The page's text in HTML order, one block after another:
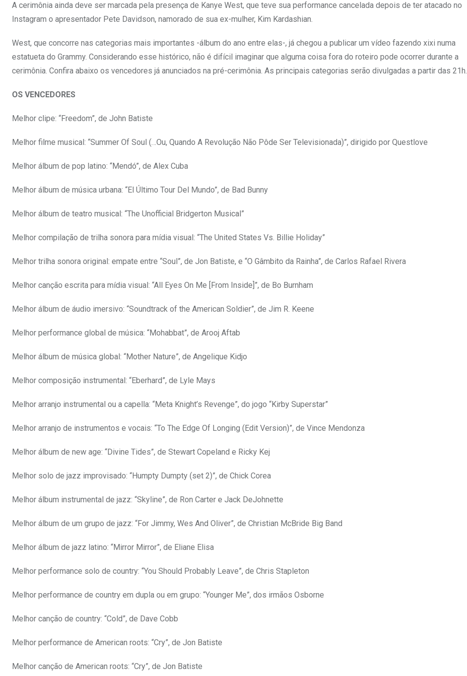
A cerimônia ainda deve ser marcada pela presença de Kanye West, que teve sua performance cancelada depois de ter atacado no
Instagram o apresentador Pete Davidson, namorado de sua ex-mulher, Kim Kardashian.
West, que concorre nas categorias mais importantes -álbum do ano entre elas-, já chegou a publicar um vídeo fazendo xixi numa
estatueta do Grammy. Considerando esse histórico, não é difícil imaginar que alguma coisa fora do roteiro pode ocorrer durante a
cerimônia. Confira abaixo os vencedores já anunciados na pré-cerimônia. As principais categorias serão divulgadas a partir das 21h.
OS VENCEDORES
Melhor clipe: “Freedom”, de John Batiste
Melhor filme musical: “Summer Of Soul (…Ou, Quando A Revolução Não Pôde Ser Televisionada)”, dirigido por Questlove
Melhor álbum de pop latino: “Mendó”, de Alex Cuba
Melhor álbum de música urbana: “El Último Tour Del Mundo”, de Bad Bunny
Melhor álbum de teatro musical: “The Unofficial Bridgerton Musical”
Melhor compilação de trilha sonora para mídia visual: “The United States Vs. Billie Holiday”
Melhor trilha sonora original: empate entre “Soul”, de Jon Batiste, e “O Gâmbito da Rainha”, de Carlos Rafael Rivera
Melhor canção escrita para mídia visual: “All Eyes On Me [From Inside]”, de Bo Burnham
Melhor álbum de áudio imersivo: “Soundtrack of the American Soldier”, de Jim R. Keene
Melhor performance global de música: “Mohabbat”, de Arooj Aftab
Melhor álbum de música global: “Mother Nature”, de Angelique Kidjo
Melhor composição instrumental: “Eberhard”, de Lyle Mays
Melhor arranjo instrumental ou a capella: “Meta Knight’s Revenge”, do jogo “Kirby Superstar”
Melhor arranjo de instrumentos e vocais: “To The Edge Of Longing (Edit Version)”, de Vince Mendonza
Melhor álbum de new age: “Divine Tides”, de Stewart Copeland e Ricky Kej
Melhor solo de jazz improvisado: “Humpty Dumpty (set 2)”, de Chick Corea
Melhor álbum instrumental de jazz: “Skyline”, de Ron Carter e Jack DeJohnette
Melhor álbum de um grupo de jazz: “For Jimmy, Wes And Oliver”, de Christian McBride Big Band
Melhor álbum de jazz latino: “Mirror Mirror”, de Eliane Elisa
Melhor performance solo de country: “You Should Probably Leave”, de Chris Stapleton
Melhor performance de country em dupla ou em grupo: “Younger Me”, dos irmãos Osborne
Melhor canção de country: “Cold”, de Dave Cobb
Melhor performance de American roots: “Cry”, de Jon Batiste
Melhor canção de American roots: “Cry”, de Jon Batiste